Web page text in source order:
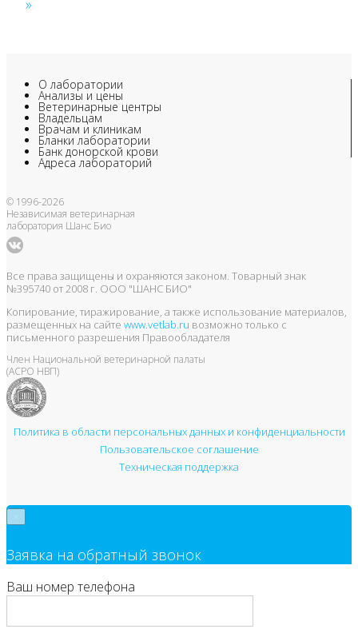
»
О лаборатории
Анализы и цены
Ветеринарные центры
Владельцам
Врачам и клиникам
Бланки лаборатории
Банк донорской крови
Адреса лабораторий
© 1996-2026
Независимая ветеринарная
лаборатория Шанс Био
Все права защищены и охраняются законом. Товарный знак
№395740 от 2008 г. ООО "ШАНС БИО"
Копирование, тиражирование, а также использование материалов,
размещенных на сайте www.vetlab.ru возможно только с
письменного разрешения Правообладателя
Член Национальной ветеринарной палаты
(АСРО НВП)
Политика в области персональных данных и конфиденциальности
Пользовательское соглашение
Техническая поддержка
Заявка на обратный звонок
Ваш номер телефона